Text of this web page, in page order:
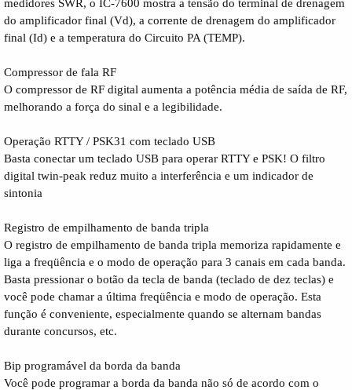
medidores SWR, o IC-7600 mostra a tensão do terminal de drenagem
do amplificador final (Vd), a corrente de drenagem do amplificador
final (Id) e a temperatura do Circuito PA (TEMP).
Compressor de fala RF
O compressor de RF digital aumenta a potência média de saída de RF,
melhorando a força do sinal e a legibilidade.
Operação RTTY / PSK31 com teclado USB
Basta conectar um teclado USB para operar RTTY e PSK! O filtro
digital twin-peak reduz muito a interferência e um indicador de
sintonia
Registro de empilhamento de banda tripla
O registro de empilhamento de banda tripla memoriza rapidamente e
liga a freqüência e o modo de operação para 3 canais em cada banda.
Basta pressionar o botão da tecla de banda (teclado de dez teclas) e
você pode chamar a última freqüência e modo de operação. Esta
função é conveniente, especialmente quando se alternam bandas
durante concursos, etc.
Bip programável da borda da banda
Você pode programar a borda da banda não só de acordo com o